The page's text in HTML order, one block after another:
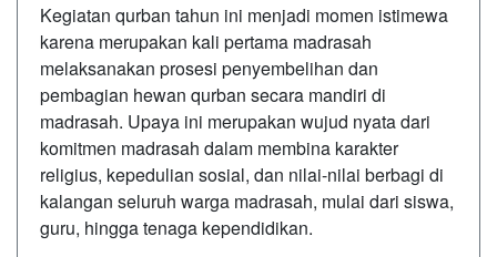
Kegiatan qurban tahun ini menjadi momen istimewa
karena merupakan kali pertama madrasah
melaksanakan prosesi penyembelihan dan
pembagian hewan qurban secara mandiri di
madrasah. Upaya ini merupakan wujud nyata dari
komitmen madrasah dalam membina karakter
religius, kepedulian sosial, dan nilai-nilai berbagi di
kalangan seluruh warga madrasah, mulai dari siswa,
guru, hingga tenaga kependidikan.